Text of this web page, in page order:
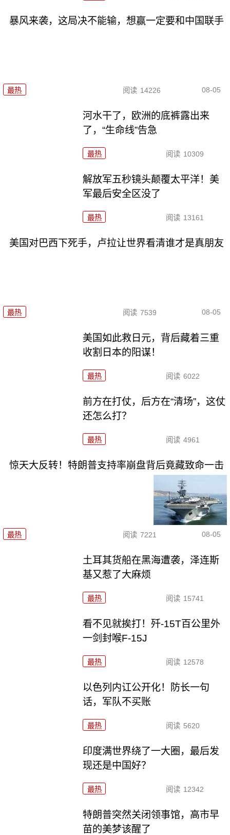
暴风来袭，这局决不能输，想赢一定要和中国联手
最热 阅读 14226 08-05
河水干了，欧洲的底裤露出来
了，“生命线”告急
最热 阅读 10309
解放军五秒镜头颠覆太平洋！美
军最后安全区没了
最热 阅读 13161
美国对巴西下死手，卢拉让世界看清谁才是真朋友
最热 阅读 7539 08-05
美国如此救日元，背后藏着三重
收割日本的阳谋！
最热 阅读 6022
前方在打仗，后方在“清场”，这仗
还怎么打？
最热 阅读 4961
惊天大反转！特朗普支持率崩盘背后竟藏致命一击
最热 阅读 7221 08-05
土耳其货船在黑海遭袭，泽连斯
基又惹了大麻烦
最热 阅读 15741
看不见就挨打！歼-15T百公里外
一剑封喉F-15J
最热 阅读 12578
以色列内讧公开化！防长一句
话，军队不买账
最热 阅读 5620
印度满世界绕了一大圈，最后发
现还是中国好？
最热 阅读 12342
特朗普突然关闭领事馆，高市早
苗的美梦该醒了